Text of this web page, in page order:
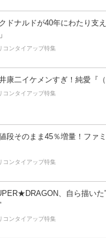
ドナルドが40年にわたり支
コンタイアップ特集
康二イケメンすぎ！純愛『
コンタイアップ特集
段そのまま45％増量！ファ
コンタイアップ特集
、自ら描いた
コンタイアップ特集